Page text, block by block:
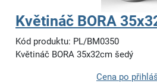
Květináč BORA
Kód produktu: PL/BM0350
Květináč BORA 35x32cm šedý
Cena po